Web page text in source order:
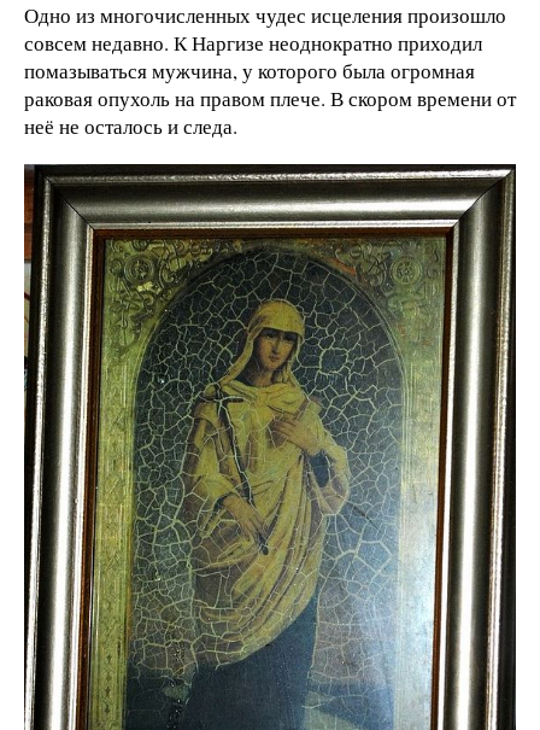
Одно из многочисленных чудес исцеления произошло
совсем недавно. К Наргизе неоднократно приходил
помазываться мужчина, у которого была огромная
раковая опухоль на правом плече. В скором времени от
неё не осталось и следа.